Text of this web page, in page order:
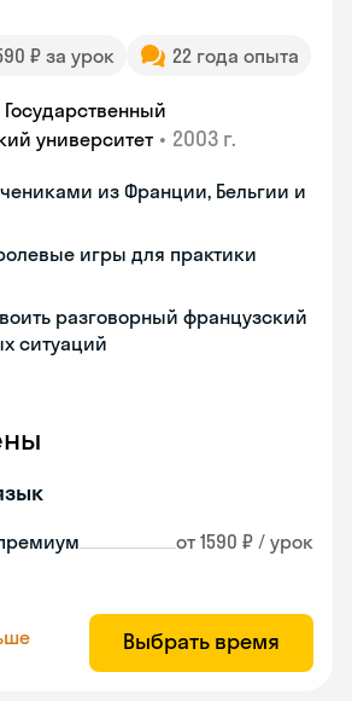
₽ за урок 22 года опыта
университет • 2003 г.
из Франции, Бельгии и
игры для практики
разговорный французский
ситуаций
от 1590 ₽ / урок
Выбрать время